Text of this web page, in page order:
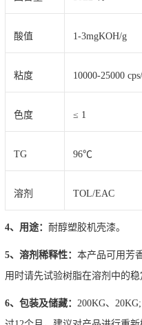
酸值 1-3mgKOH/g
粘度 10000-25000
色度 ≤ 1
TG 96℃
溶剂 TOL/EAC
4、用途： 耐醇塑胶机壳漆。
5、溶剂稀释性： 本产品可用芳
用时请先试验树脂在溶剂中的稳
6、包装及储藏： 200KG、